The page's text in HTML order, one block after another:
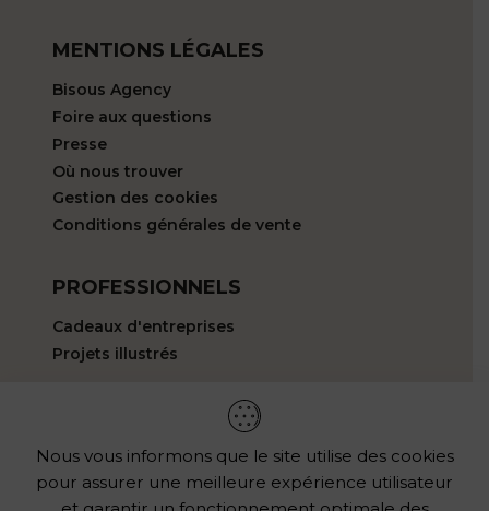
MENTIONS LÉGALES
Bisous Agency
Foire aux questions
Presse
Où nous trouver
Gestion des cookies
Conditions générales de vente
PROFESSIONNELS
Cadeaux d'entreprises
Projets illustrés
HELLO@LESEDITIONSBISOUS.COM
LES REVENDEURS
Vous aimez mon univers ?
Nous vous informons que le site utilise des cookies
pour assurer une meilleure expérience utilisateur